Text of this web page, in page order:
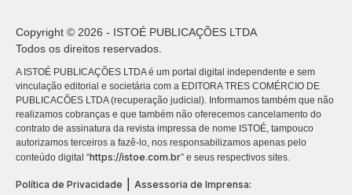
Copyright © 2026 - ISTOÉ PUBLICAÇÕES LTDA
Todos os direitos reservados.
A ISTOÉ PUBLICAÇÕES LTDA é um portal digital independente e sem
vinculação editorial e societária com a EDITORA TRES COMÉRCIO DE
PUBLICACÕES LTDA (recuperação judicial). Informamos também que não
realizamos cobranças e que também não oferecemos cancelamento do
contrato de assinatura da revista impressa de nome ISTOÉ, tampouco
autorizamos terceiros a fazê-lo, nos responsabilizamos apenas pelo
conteúdo digital “https://istoe.com.br” e seus respectivos sites.
Política de Privacidade Assessoria de Imprensa: